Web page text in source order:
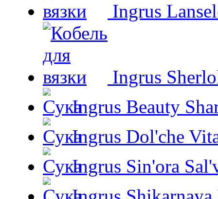
Ingrus
Ingrus
Ingrus Beauty
Ingrus Dol'che
Ingrus Sin'ora